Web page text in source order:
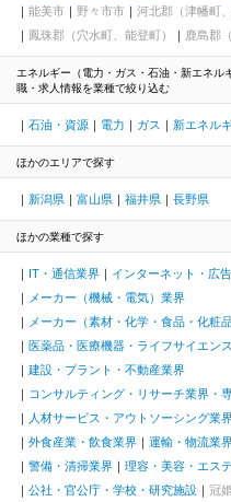
能美市
野々市市 河北郡（津幡町
鳳珠郡（穴水町、能登町）
鹿島郡
エネルギー（電力・ガス・石油・新エネル
職・求人情報を業種で絞り込む
石油・資源 電力 ガス 新エネル
ほかのエリアで探す
新潟県 富山県 福井県 長野県
ほかの業種で探す
IT・通信業界
インターネット・広
メーカー（機械・電気）業界
メーカー（素材・化学・食品・化粧
医薬品・医療機器・ライフサイエン
建設・プラント・不動産業界
コンサルティング・リサーチ業界・
人材サービス・アウトソーシング業
外食産業・飲食業界
運輸・物流業
警備・清掃業界
理容・美容・エス
公社・官公庁・学校・研究施設
冠